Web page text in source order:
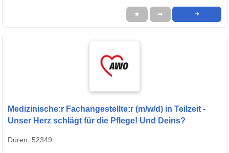
★ ➦ ➜
Medizinische:r Fachangestellte:r (m/w/d) in Teilzeit -
Unser Herz schlägt für die Pflege! Und Deins?
Düren, 52349